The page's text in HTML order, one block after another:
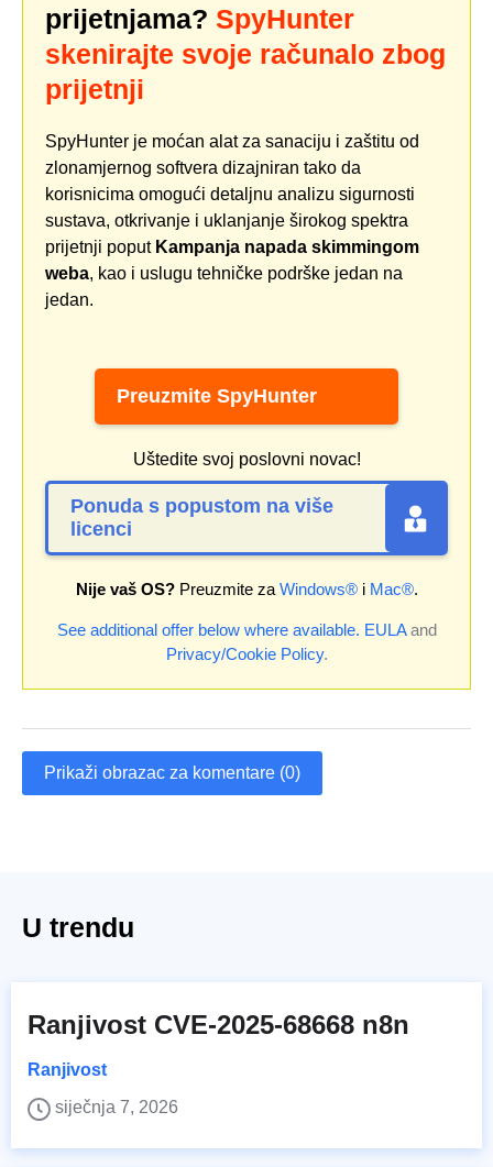
prijetnjama? SpyHunter
skenirajte svoje računalo zbog
prijetnji
SpyHunter je moćan alat za sanaciju i zaštitu od
zlonamjernog softvera dizajniran tako da
korisnicima omogući detaljnu analizu sigurnosti
sustava, otkrivanje i uklanjanje širokog spektra
prijetnji poput Kampanja napada skimmingom
weba, kao i uslugu tehničke podrške jedan na
jedan.
Preuzmite SpyHunter
Uštedite svoj poslovni novac!
Ponuda s popustom na više
licenci
Nije vaš OS?Preuzmite za Windows®i Mac®.
See additional offer below where available. EULAand
Privacy/Cookie Policy.
Prikaži obrazac za komentare (0)
U trendu
Ranjivost CVE-2025-68668 n8n
Ranjivost
siječnja 7, 2026